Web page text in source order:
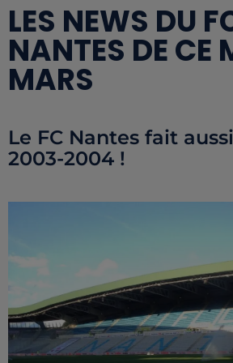
LES NEWS DU
NANTES DE CE
MARS
Le FC Nantes fait
2003-2004 !